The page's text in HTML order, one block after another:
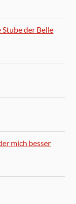
der Belle
mich besser